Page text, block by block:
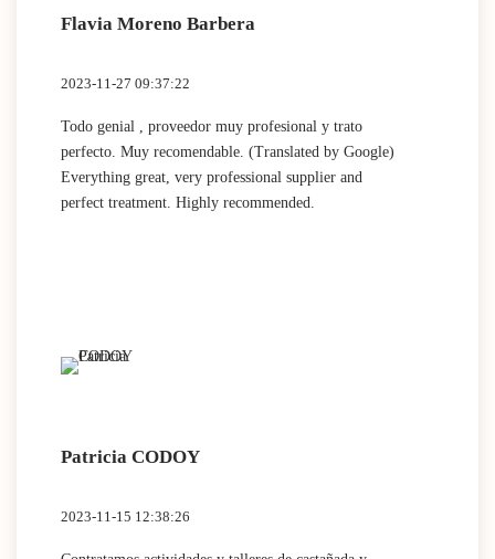
Flavia Moreno Barbera
2023-11-27 09:37:22
Todo genial , proveedor muy profesional y trato
perfecto. Muy recomendable. (Translated by Google)
Everything great, very professional supplier and
perfect treatment. Highly recommended.
Patricia CODOY
2023-11-15 12:38:26